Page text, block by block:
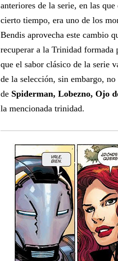
anteriores de la serie, en las
cierto tiempo, era uno de los
Bendis aprovecha este cambio
recuperar a la Trinidad formada
que el sabor clásico de la serie
de la selección, sin embargo,
de Spiderman, Lobezno, Ojo
la mencionada trinidad.